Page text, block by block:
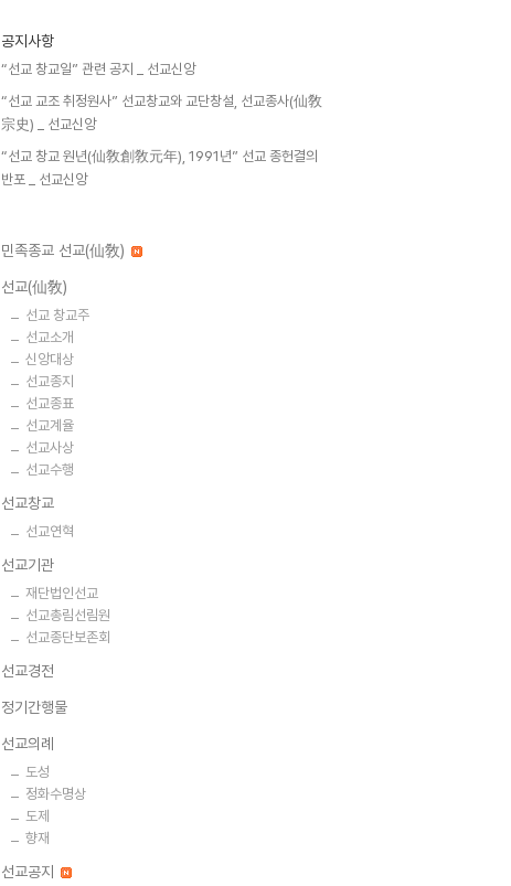
공지사항
“선교 창교일” 관련 공지 _ 선교신앙
“선교 교조 취정원사” 선교창교와 교단창설, 선교종사(仙敎
宗史) _ 선교신앙
“선교 창교 원년(仙敎創敎元年), 1991년” 선교 종헌결의
반포 _ 선교신앙
민족종교 선교(仙敎)
선교(仙敎)
선교 창교주
선교소개
신앙대상
선교종지
선교종표
선교계율
선교사상
선교수행
선교창교
선교연혁
선교기관
재단법인선교
선교총림선림원
선교종단보존회
선교경전
정기간행물
선교의례
도성
정화수명상
도제
향재
선교공지